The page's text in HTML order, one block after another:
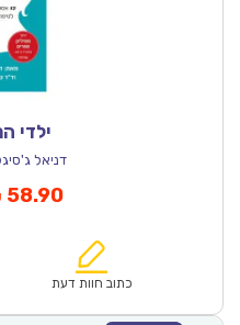
ילדי
דניאל
₪84.00.
58.90המחיר
הוא:
כתוב חוות דעת